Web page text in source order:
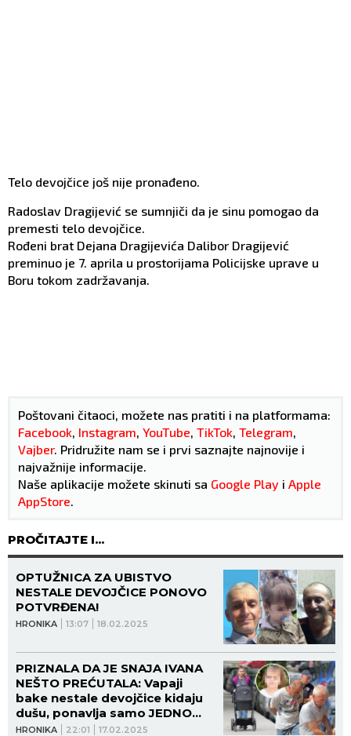
Telo devojčice još nije pronađeno.
Radoslav Dragijević se sumnjiči da je sinu pomogao da
premesti telo devojčice.
Rođeni brat Dejana Dragijevića Dalibor Dragijević
preminuo je 7. aprila u prostorijama Policijske uprave u
Boru tokom zadržavanja.
Poštovani čitaoci, možete nas pratiti i na platformama:
Facebook Instagram YouTube TikTok Telegram
Vajber. Pridružite nam se i prvi saznajte najnovije i
najvažnije informacije.
Naše aplikacije možete skinuti sa Google Play i Apple
AppStore
PROČITAJTE I...
HRONIKA 13:07 18.02.2025
OPTUŽNICA ZA UBISTVO
NESTALE DEVOJČICE PONOVO
POTVRĐENA!
HRONIKA 22:01 17.02.2025
PRIZNALA DA JE SNAJA IVANA
NEŠTO PREĆUTALA: Vapaji
bake nestale devojčice kidaju
dušu, ponavlja samo JEDNO
PITANJE!